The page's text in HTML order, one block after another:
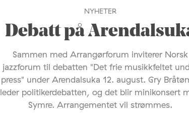
NYHETER
Debatt på
Sammen med Arrangørforum inviterer Norsk
jazzforum til debatten "Det frie musikkfeltet
press" under Arendalsuka 12. august. Gry
leder politikerdebatten, og det blir minikonsert
Symre. Arrangementet vil strømmes.